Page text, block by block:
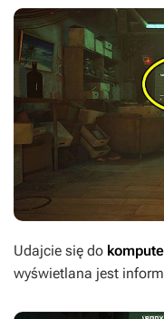
Udajcie się do
wyświetlana jest